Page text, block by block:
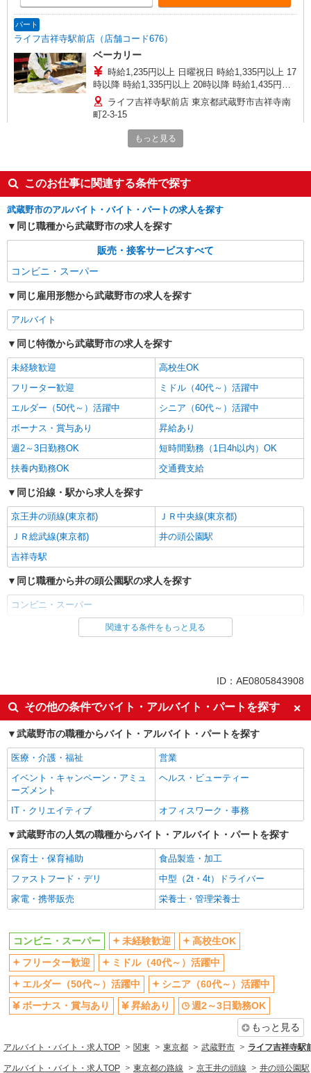
パート
ライフ吉祥寺駅前店（店舗コード676）
ベーカリー
時給1,235円以上 日曜祝日 時給1,335円以上 17
時以降 時給1,335円以上 20時以降 時給1,435円以
上
ライフ吉祥寺駅前店 東京都武蔵野市吉祥寺南
町2-3-15
アルバイト パート
サミットストア 武蔵野緑町店
スーパー店内品出しスタッフ
時給1226円 ★22時以降は平日時給の3割増！
■サミットストア 武蔵野緑町店 東京都武蔵
キープ
アルバイト パート
サミットストア 武蔵野緑町店
スーパー店内精肉スタッフ
時給1226円〜1250円（経験や業務内容によ
の勤務がある場合）
■サミットストア 武蔵野緑町店 東京都武蔵
野市緑町1-3-13
キープ 詳細を見る
パート
サミットストア 武蔵野緑町店
スーパー店内青果スタッフ
時給1226円 ★22時以降は平日時給の3割増！
（22時以降の勤務がある場合）
キープ
（22時以降の勤務がある場合）
■サミットストア 武蔵野緑町店 東京都武蔵
野市緑町1-3-13
キープ
アルバイト
サミットストア 武蔵野緑町店
スーパー店内レジスタッフ
時給1226円 ★22時以降は平日時給の3割増！
（22時以降の勤務がある場合）
■サミットストア 武蔵野緑町店 東京都武蔵
野市緑町1-3-13
キープ 詳細を見る
パート
サミットストア 武蔵野緑町店
スーパー店内総菜スタッフ
時給1226円 ★22時以降は平日時給の3割増！
（22時以降の勤務がある場合）
■サミットストア 武蔵野緑町店 東京都武蔵
もっと見る
このお仕事に関連する条件で探す
武蔵野市のアルバイト・バイト・パートの求人を探す
同じ職種から武蔵野市の求人を探す
販売・接客サービスすべて
コンビニ・スーパー
同じ雇用形態から武蔵野市の求人を探す
アルバイト
同じ特徴から武蔵野市の求人を探す
未経験歓迎
高校生OK
フリーター歓迎
ミドル（40代～）活躍中
エルダー（50代～）活躍中
シニア（60代～）活躍中
ボーナス・賞与あり
昇給あり
週2～3日勤務OK
短時間勤務（1日4h以内）OK
扶養内勤務OK
交通費支給
同じ沿線・駅から求人を探す
京王井の頭線(東京都)
ＪＲ中央線(東京都)
ＪＲ総武線(東京都)
井の頭公園駅
吉祥寺駅
同じ職種から井の頭公園駅の求人を探す
コンビニ・スーパー
同じ雇用形態から井の頭公園駅の求人を探す
未経験歓迎
高校生OK
フリーター歓迎
ミドル（40代～）活躍中
エルダー（50代～）活躍中
シニア（60代～）活躍中
ボーナス・賞与あり
昇給あり
週2～3日勤務OK
短時間勤務（1日4h以内）OK
扶養内勤務OK
交通費支給
販売・接客サービス
コンビニ・スーパー
同じ特徴から求人を探す
ミドル（40代～）活躍中
ボーナス・賞与あり
週2～3日勤務OK
短時間勤務（1日4h以内）OK
扶養内勤務OK
交通費支給
関連する条件をもっと見る
ID：AE0805843908
その他の条件でバイト・アルバイト・パートを探す
武蔵野市の職種からバイト・アルバイト・パートを探す
医療・介護・福祉
営業
イベント・キャンペーン・アミュ
ーズメント
ヘルス・ビューティー
IT・クリエイティブ オフィスワーク・事務
武蔵野市の人気の職種からバイト・アルバイト・パートを探す
保育士・保育補助
食品製造・加工
ファストフード・デリ
中型（2t・4t）ドライバー
家電・携帯販売
栄養士・管理栄養士
コンビニ・スーパー 未経験歓迎
高校生OK
フリーター歓迎
ミドル（40代～）活躍中
エルダー（50代～）活躍中
シニア（60代～）活躍中
ボーナス・賞与あり
昇給あり
週2～3日勤務OK
もっと見る
アルバイト・バイト・求人TOP 関東 東京都 武蔵野市 ライフ吉祥寺駅
アルバイト・バイト・求人TOP 東京都の路線 京王井の頭線 井の頭公園駅